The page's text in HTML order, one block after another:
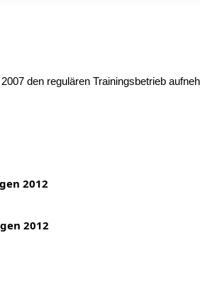
den regulären Trainingsbetrieb
2012
2012